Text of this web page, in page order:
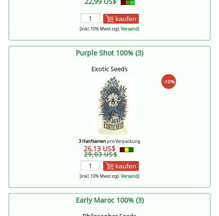
kaufen
[inkl. 10% Mwst zzgl.Versand]
Purple Shot 100% (3)
Exotic Seeds
-10%
3 Hanfsamenpro Verpackung
26,13 US$
29,03 US$
kaufen
[inkl. 10% Mwst zzgl.Versand]
Early Maroc 100% (3)